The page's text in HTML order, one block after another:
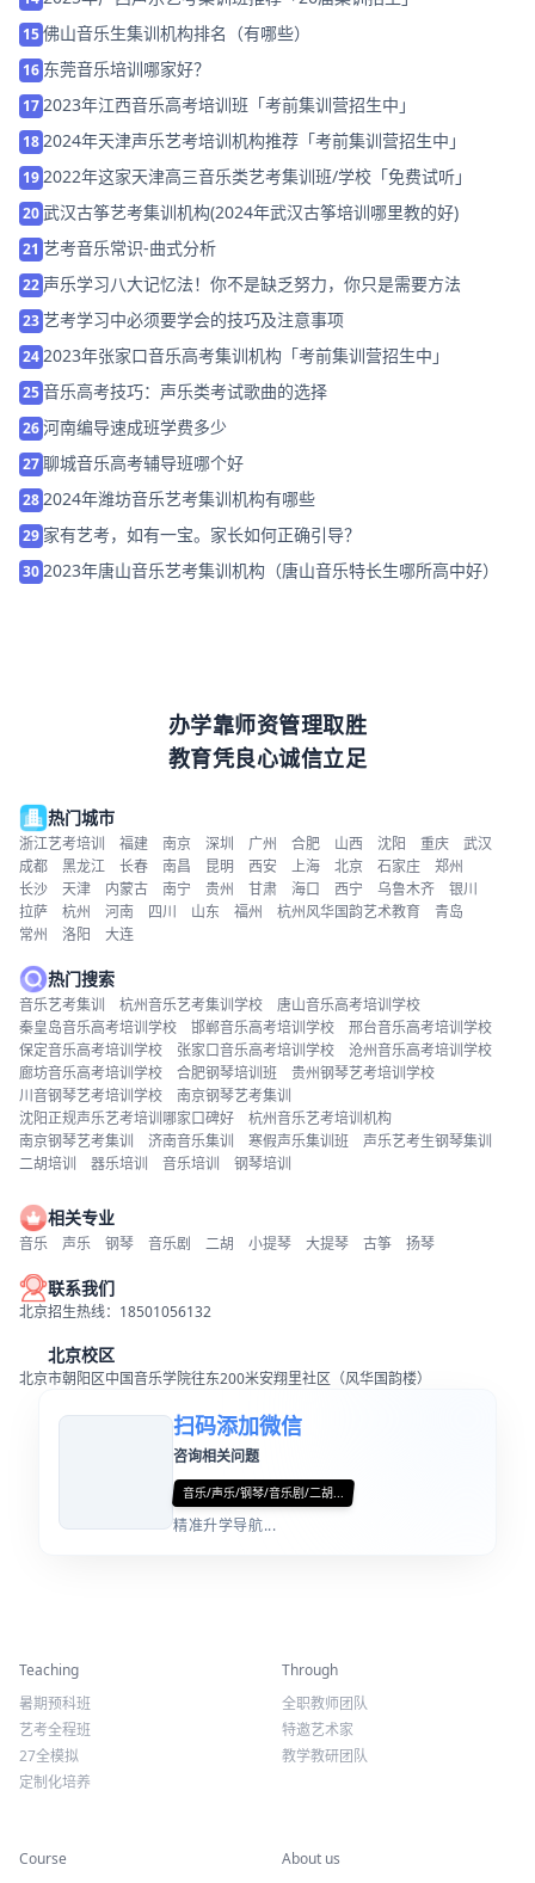
15佛山音乐生集训机构排名（有哪些）
16 东莞音乐培训哪家好？
17 2023年江西音乐高考培训班「考前集训营招生中」
18 2024年天津声乐艺考培训机构推荐「考前集训营招生中」
19 2022年这家天津高三音乐类艺考集训班/学校「免费试听」
20武汉古筝艺考集训机构(2024年武汉古筝培训哪里教的好)
21 艺考音乐常识-曲式分析
22 声乐学习八大记忆法！你不是缺乏努力，你只是需要方法
23艺考学习中必须要学会的技巧及注意事项
24 2023年张家口音乐高考集训机构「考前集训营招生中」
25音乐高考技巧：声乐类考试歌曲的选择
26河南编导速成班学费多少
27聊城音乐高考辅导班哪个好
28 2024年潍坊音乐艺考集训机构有哪些
29 家有艺考，如有一宝。家长如何正确引导？
30 2023年唐山音乐艺考集训机构（唐山音乐特长生哪所高中好）
办学靠师资管理取胜
教育凭良心诚信立足
热门城市
浙江艺考培训 福建 南京 深圳 广州 合肥 山西 沈阳 重庆
武汉
成都
黑龙江 长春 南昌 昆明 西安 上海 北京 石家庄
郑州
长沙
天津 内蒙古 南宁 贵州 甘肃 海口 西宁 乌鲁木齐
银川
拉萨
杭州 河南 四川 山东 福州 杭州风华国韵艺术教育
青岛
常州
洛阳 大连
热门搜索
音乐艺考集训 杭州音乐艺考集训学校
唐山音乐高考培训学校
秦皇岛音乐高考培训学校
邯郸音乐高考培训学校
邢台音乐高考培训学校
保定音乐高考培训学校
张家口音乐高考培训学校
沧州音乐高考培训学校
廊坊音乐高考培训学校
合肥钢琴培训班
贵州钢琴艺考培训学校
川音钢琴艺考培训学校
南京钢琴艺考集训
沈阳正规声乐艺考培训哪家口碑好
杭州音乐艺考培训机构
南京钢琴艺考集训
济南音乐集训 寒假声乐集训班
声乐艺考生钢琴集训
二胡培训
器乐培训 音乐培训 钢琴培训
相关专业
音乐 声乐 钢琴 音乐剧 二胡 小提琴 大提琴 古筝 扬琴
联系我们
北京招生热线：18501056132
北京校区
北京市朝阳区中国音乐学院往东200米安翔里社区（风华国韵楼）
扫码添加微信
咨询相关问题
音乐/声乐/钢琴/音乐剧/二胡...
精准升学导航...
Teaching
暑期预科班
艺考全程班
27全模拟
定制化培养
Through
全职教师团队
特邀艺术家
教学教研团队
Course
About us